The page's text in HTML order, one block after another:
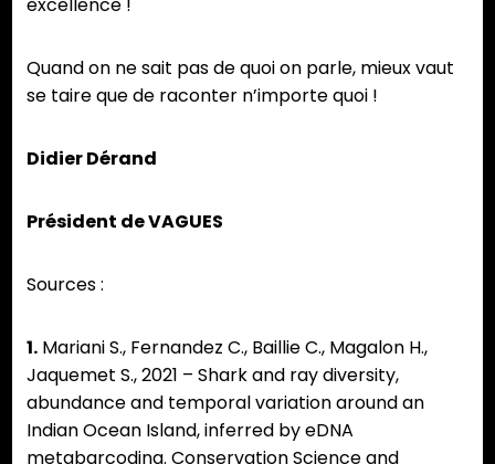
Quand on ne sait pas de quoi on parle, mieux vaut
se taire que de raconter n’importe quoi !
Didier Dérand
Président de VAGUES
Sources :
1. Mariani S., Fernandez C., Baillie C., Magalon H.,
Jaquemet S., 2021 – Shark and ray diversity,
abundance and temporal variation around an
Indian Ocean Island, inferred by eDNA
metabarcoding. Conservation Science and